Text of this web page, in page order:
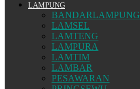
LAMPUNG
BANDARLAMPUNG
LAMSEL
LAMTENG
LAMPURA
LAMTIM
LAMBAR
PESAWARAN